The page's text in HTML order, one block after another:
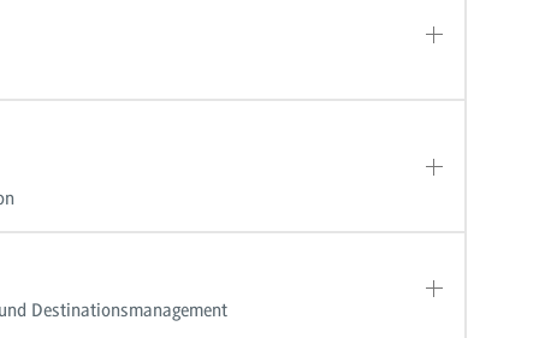
Destinationsmanagement